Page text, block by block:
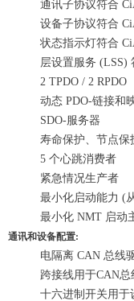
通讯子协议符合
设备子协议符合
状态指示灯符合
层设置服务 (LSS)
2 TPDO / 2 RPDO
动态 PDO-链接和
SDO-服务器
寿命保护、节点保
5 个心跳消费者
紧急情况生产者
最小化启动能力 (
最小化 NMT 启动
通讯和设备配置:
电隔离 CAN 总线
跨接线用于CAN总
十六进制开关用